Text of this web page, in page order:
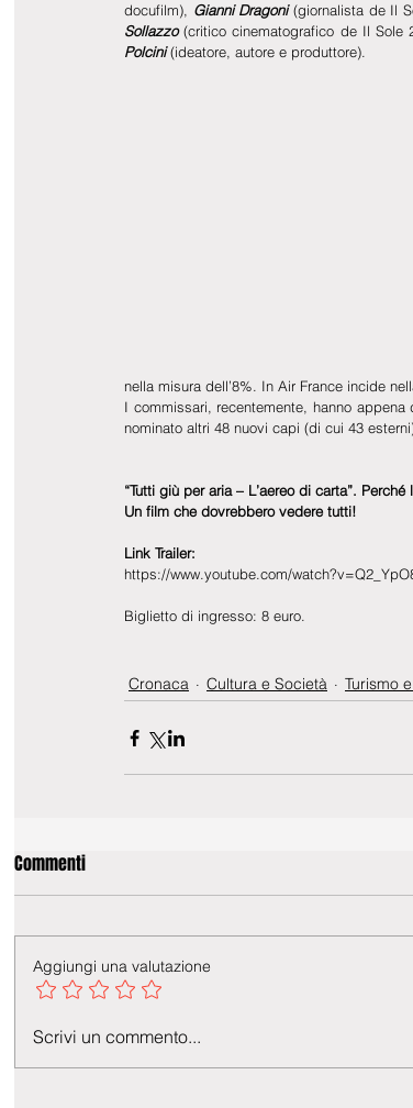
docufilm), Gianni Dragoni (giornalista de Il
Sollazzo (critico cinematografico de Il Sole
Polcini (ideatore, autore e produttore).
nella misura dell’8%. In Air France incide
I commissari, recentemente, hanno
nominato altri 48 nuovi capi (di cui 43
“Tutti giù per aria – L’aereo di carta”.
Un film che dovrebbero vedere tutti!
Link Trailer:
https://www.youtube.com/
Biglietto di ingresso: 8 euro.
Cronaca Cultura e Società Turismo
Commenti
Aggiungi una valutazione
Scrivi un commento...